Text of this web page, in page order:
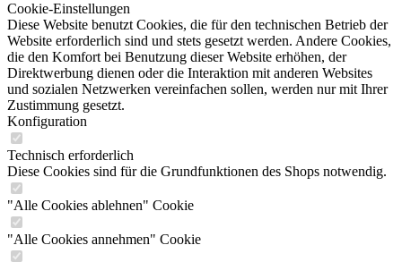
Cookie-Einstellungen
Diese Website benutzt Cookies, die für den technischen Betrieb der
Website erforderlich sind und stets gesetzt werden. Andere Cookies,
die den Komfort bei Benutzung dieser Website erhöhen, der
Direktwerbung dienen oder die Interaktion mit anderen Websites
und sozialen Netzwerken vereinfachen sollen, werden nur mit Ihrer
Zustimmung gesetzt.
Konfiguration
Technisch erforderlich
Diese Cookies sind für die Grundfunktionen des Shops notwendig.
"Alle Cookies ablehnen" Cookie
"Alle Cookies annehmen" Cookie